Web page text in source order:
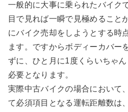
一般的に大事に乗られたバイク
目で見れば一瞬で見極めること
にバイク売却をしようとする時
ます。ですからボディーカバー
ずに、ひと月に1度くらいちゃ
必要となります。
実際中古バイクの場合において
て必須項目となる運転距離数は